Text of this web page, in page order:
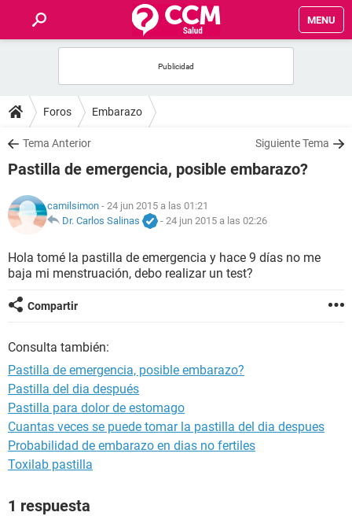
MENU
FOROS
SALUD
NUTRICIÓN
BIENESTAR
SEXUALIDAD
GLOSARIO
Foros Embarazo
Tema Anterior Siguiente Tema
Pastilla de emergencia, posible embarazo?
camilsimon - 24 jun 2015 a las 01:21
Dr. Carlos Salinas
- 24 jun 2015 a las 02:26
Hola tomé la pastilla de emergencia y hace 9 días no me
baja mi menstruación, debo realizar un test?
Compartir
Consulta también:
Pastilla de emergencia, posible embarazo?
Pastilla del dia después
Pastilla para dolor de estomago
Cuantas veces se puede tomar la pastilla del dia despues
Probabilidad de embarazo en dias no fertiles
Toxilab pastilla
1 respuesta